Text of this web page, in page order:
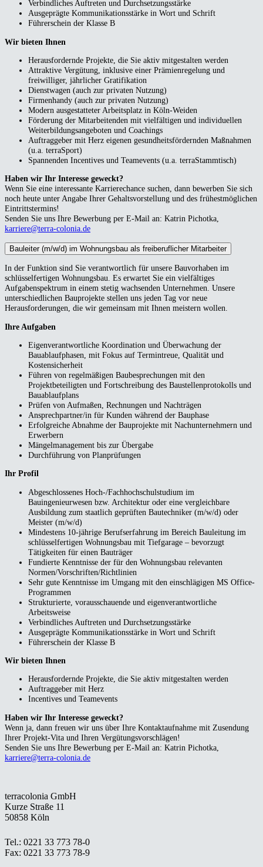
Verbindliches Auftreten und Durchsetzungsstärke
Ausgeprägte Kommunikationsstärke in Wort und Schrift
Führerschein der Klasse B
Wir bieten Ihnen
Herausfordernde Projekte, die Sie aktiv mitgestalten werden
Attraktive Vergütung, inklusive einer Prämienregelung und
freiwilliger, jährlicher Gratifikation
Dienstwagen (auch zur privaten Nutzung)
Firmenhandy (auch zur privaten Nutzung)
Modern ausgestatteter Arbeitsplatz in Köln-Weiden
Förderung der Mitarbeitenden mit vielfältigen und individuellen
Weiterbildungsangeboten und Coachings
Auftraggeber mit Herz eigenen gesundheitsfördernden Maßnahmen
(u.a. terraSport)
Spannenden Incentives und Teamevents (u.a. terraStammtisch)
Haben wir Ihr Interesse geweckt?
Wenn Sie eine interessante Karrierechance suchen, dann bewerben Sie sich
noch heute unter Angabe Ihrer Gehaltsvorstellung und des frühestmöglichen
Eintrittstermins!
Senden Sie uns Ihre Bewerbung per E-Mail an: Katrin Pichotka,
karriere@terra-colonia.de
Bauleiter (m/w/d) im Wohnungsbau als freiberuflicher Mitarbeiter
In der Funktion sind Sie verantwortlich für unsere Bauvorhaben im
schlüsselfertigen Wohnungsbau. Es erwartet Sie ein vielfältiges
Aufgabenspektrum in einem stetig wachsenden Unternehmen. Unsere
unterschiedlichen Bauprojekte stellen uns jeden Tag vor neue
Herausforderungen, die wir gemeinsam mit Ihnen meistern wollen.
Ihre Aufgaben
Eigenverantwortliche Koordination und Überwachung der
Bauablaufphasen, mit Fokus auf Termintreue, Qualität und
Kostensicherheit
Führen von regelmäßigen Baubesprechungen mit den
Projektbeteiligten und Fortschreibung des Baustellenprotokolls und
Bauablaufplans
Prüfen von Aufmaßen, Rechnungen und Nachträgen
Ansprechpartner/in für Kunden während der Bauphase
Erfolgreiche Abnahme der Bauprojekte mit Nachunternehmern und
Erwerbern
Mängelmanagement bis zur Übergabe
Durchführung von Planprüfungen
Ihr Profil
Abgeschlossenes Hoch-/Fachhochschulstudium im
Bauingenieurwesen bzw. Architektur oder eine vergleichbare
Ausbildung zum staatlich geprüften Bautechniker (m/w/d) oder
Meister (m/w/d)
Mindestens 10-jährige Berufserfahrung im Bereich Bauleitung im
schlüsselfertigen Wohnungsbau mit Tiefgarage – bevorzugt
Tätigkeiten für einen Bauträger
Fundierte Kenntnisse der für den Wohnungsbau relevanten
Normen/Vorschriften/Richtlinien
Sehr gute Kenntnisse im Umgang mit den einschlägigen MS Office-
Programmen
Strukturierte, vorausschauende und eigenverantwortliche
Arbeitsweise
Verbindliches Auftreten und Durchsetzungsstärke
Ausgeprägte Kommunikationsstärke in Wort und Schrift
Führerschein der Klasse B
Wir bieten Ihnen
Herausfordernde Projekte, die Sie aktiv mitgestalten werden
Auftraggeber mit Herz
Incentives und Teamevents
Haben wir Ihr Interesse geweckt?
Wenn ja, dann freuen wir uns über Ihre Kontaktaufnahme mit Zusendung
Ihrer Projekt-Vita und Ihren Vergütungsvorschlägen!
Senden Sie uns Ihre Bewerbung per E-Mail an: Katrin Pichotka,
karriere@terra-colonia.de
terracolonia GmbH
Kurze Straße 11
50858 Köln
Tel.: 0221 33 773 78-0
Fax: 0221 33 773 78-9